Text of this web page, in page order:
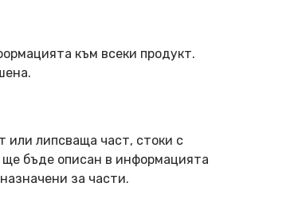
към всеки продукт.
или липсваща част, стоки с
ще бъде описан в информацията
за части.